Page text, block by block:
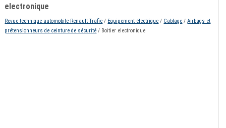
electronique
Revue technique automobile Renault Trafic / Equipement électrique / Cablage /Airbags et
prétensionneurs de ceinture de sécurité / Boitier electronique